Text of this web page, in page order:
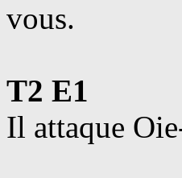
vous.
T2 E1
Il attaque